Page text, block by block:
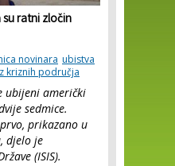
su ratni zločin
novinara ubistva
kriznih područja
ubijeni američki
sedmice.
prikazano u
djelo je
(ISIS).